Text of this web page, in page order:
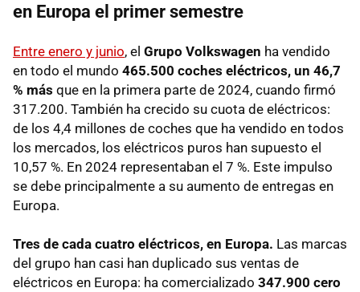
en Europa el primer semestre
Entre enero y junio, el Grupo Volkswagen ha vendido
en todo el mundo 465.500 coches eléctricos, un 46,7
% más que en la primera parte de 2024, cuando firmó
317.200. También ha crecido su cuota de eléctricos:
de los 4,4 millones de coches que ha vendido en todos
los mercados, los eléctricos puros han supuesto el
10,57 %. En 2024 representaban el 7 %. Este impulso
se debe principalmente a su aumento de entregas en
Europa.
Tres de cada cuatro eléctricos, en Europa. Las marcas
del grupo han casi han duplicado sus ventas de
eléctricos en Europa: ha comercializado 347.900 cero